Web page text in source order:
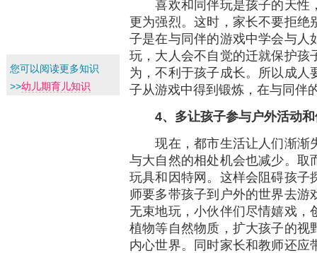
喜欢和同伴玩是孩子的天性
更为强烈。这时，家长不要拒绝
子是在与同伴的游戏中学会与人
玩，大人会不自觉的迁就保护孩
为，不利于孩子成长。所以成人
子从游戏中得到锻炼，在与同伴
4、多让孩子参与户外活动
现在，都市生活让人们渐渐
与大自然的相处机会也减少。取
玩具和因特网。这样会阻碍孩子
师要多带孩子到户外的世界去游
无束地玩，小伙伴们尽情嬉戏，
植物等自然物质，扩大孩子的视
内心世界。同时家长和教师还应
您可以阅读更多知识
>>幼儿期育儿知识